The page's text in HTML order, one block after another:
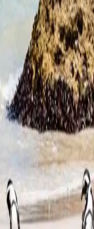
se top woonstelhotelle
graderingsraad
entjie van alles
van Suid-